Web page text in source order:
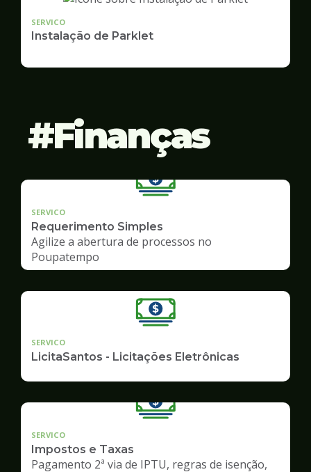
SERVICO
Instalação de Parklet
Finanças
SERVICO
Requerimento Simples
Agilize a abertura de processos no
Poupatempo
SERVICO
LicitaSantos - Licitações Eletrônicas
SERVICO
Impostos e Taxas
Pagamento 2ª via de IPTU, regras de isenção,